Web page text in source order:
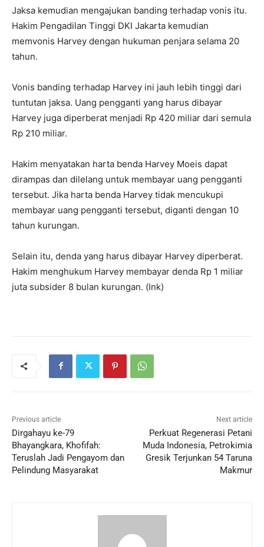
Jaksa kemudian mengajukan banding terhadap vonis itu.
Hakim Pengadilan Tinggi DKI Jakarta kemudian
memvonis Harvey dengan hukuman penjara selama 20
tahun.
Vonis banding terhadap Harvey ini jauh lebih tinggi dari
tuntutan jaksa. Uang pengganti yang harus dibayar
Harvey juga diperberat menjadi Rp 420 miliar dari semula
Rp 210 miliar.
Hakim menyatakan harta benda Harvey Moeis dapat
dirampas dan dilelang untuk membayar uang pengganti
tersebut. Jika harta benda Harvey tidak mencukupi
membayar uang pengganti tersebut, diganti dengan 10
tahun kurungan.
Selain itu, denda yang harus dibayar Harvey diperberat.
Hakim menghukum Harvey membayar denda Rp 1 miliar
juta subsider 8 bulan kurungan. (Ink)
Previous article
Dirgahayu ke-79
Bhayangkara, Khofifah:
Teruslah Jadi Pengayom dan
Pelindung Masyarakat
Next article
Perkuat Regenerasi Petani
Muda Indonesia, Petrokimia
Gresik Terjunkan 54 Taruna
Makmur